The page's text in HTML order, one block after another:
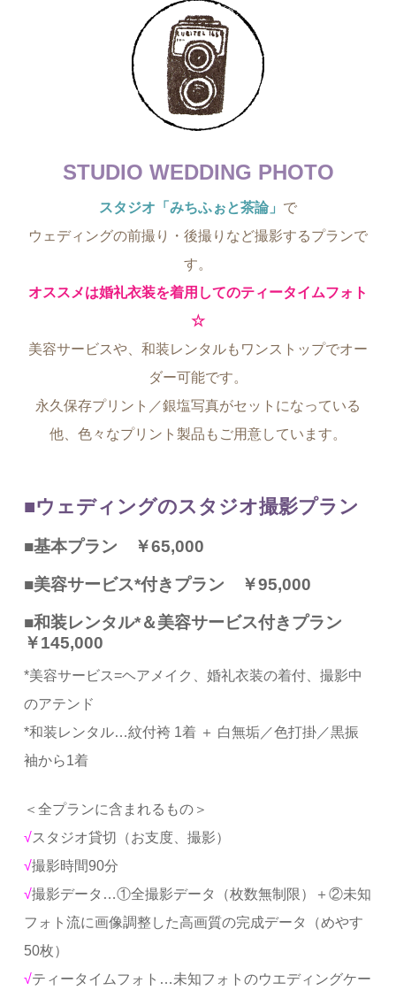
STUDIO WEDDING PHOTO
スタジオ「みちふぉと茶論」 で
ウェディングの前撮り・後撮りなど撮影するプランで
す。
オススメは婚礼衣装を着用してのティータイムフォト
☆
美容サービスや、和装レンタルもワンストップでオー
ダー可能です。
永久保存プリント／銀塩写真がセットになっている
他、色々なプリント製品もご用意しています。
■ウェディングのスタジオ撮影プラン
■基本プラン ￥65,000
■美容サービス*付きプラン ￥95,000
■和装レンタル*＆美容サービス付きプラン
￥145,000
*美容サービス=ヘアメイク、婚礼衣装の着付、撮影中
のアテンド
*和装レンタル…紋付袴 1着 ＋ 白無垢／色打掛／黒振
袖から1着
＜全プランに含まれるもの＞
√スタジオ貸切（お支度、撮影）
√撮影時間90分
√撮影データ…①全撮影データ（枚数無制限）＋②未知
フォト流に画像調整した高画質の完成データ（めやす
50枚）
√ティータイムフォト…未知フォトのウエディングケー